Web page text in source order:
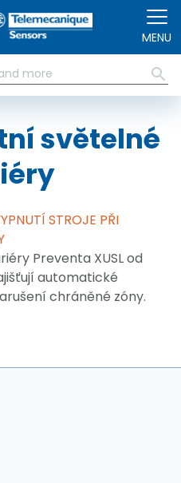
MENU
světelné
STROJE PŘI
Preventa XUSL od
automatické
chráněné zóny.